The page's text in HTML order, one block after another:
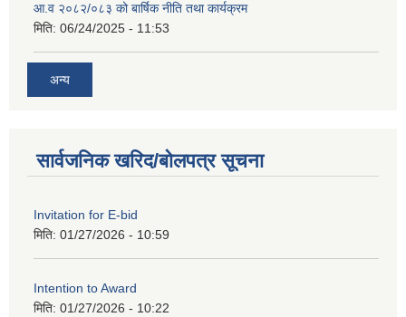
आ.व २०८२/०८३ को बार्षिक नीति तथा कार्यक्रम
मिति: 06/24/2025 - 11:53
अन्य
सार्वजनिक खरिद/बोलपत्र सूचना
Invitation for E-bid
मिति: 01/27/2026 - 10:59
Intention to Award
मिति: 01/27/2026 - 10:22